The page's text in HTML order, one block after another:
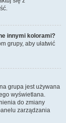
innymi kolorami?
grupy, aby ułatwić
grupa jest używana
wyświetlana.
do zmiany
zarządzania